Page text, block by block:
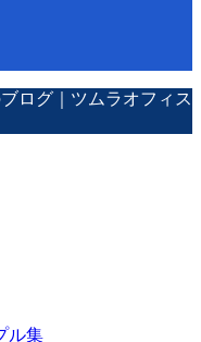
ログ｜ツムラオフィス
ル集